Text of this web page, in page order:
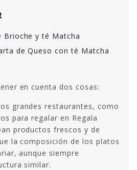
Brioche y té Matcha
de Queso con té Matcha
en cuenta dos cosas:
grandes restaurantes, como
para regalar en Regala
productos frescos y de
la composición de los platos
aunque siempre
similar.